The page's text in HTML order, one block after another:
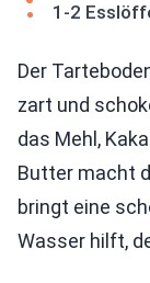
1-2
Der
zart und
das Mehl,
Butter macht
bringt eine
Wasser hilft,